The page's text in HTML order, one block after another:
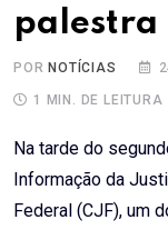
palestra
POR NOTÍCIAS
1 MIN. DE LEITURA
Na tarde do
Informação da
Federal (CJF), um